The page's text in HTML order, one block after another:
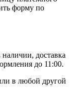
форму по
доставка
до 11:00.
в любой другой